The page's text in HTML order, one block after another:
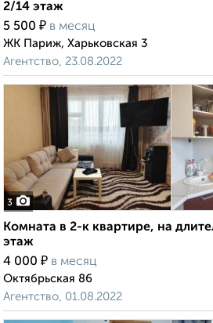
2/14 этаж
5 500 ₽ в месяц
ЖК Париж, Харьковская 3
Агентство, 23.08.2022
3
Комната в 2-к квартире, на
этаж
4 000 ₽ в месяц
Октябрьская 86
Агентство, 01.08.2022